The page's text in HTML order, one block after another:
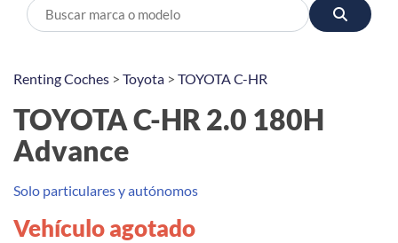
Renting Coches > Toyota > TOYOTA C-HR
TOYOTA C-HR 2.0 180H
Advance
Solo particulares y autónomos
Vehículo agotado